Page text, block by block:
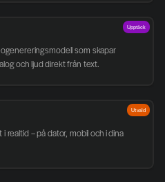
som skapar
och ljud direkt från text.
Upptäck
realtid – på dator, mobil och i dina
Utvald